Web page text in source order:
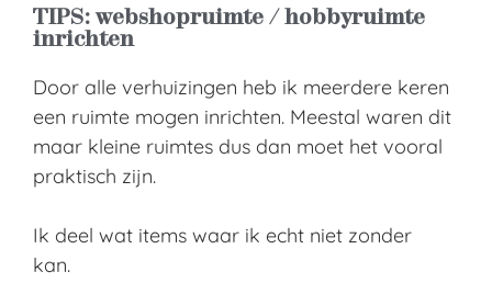
TIPS: webshopruimte / hobbyruimte
inrichten
Door alle verhuizingen heb ik meerdere keren
een ruimte mogen inrichten. Meestal waren dit
maar kleine ruimtes dus dan moet het vooral
praktisch zijn.
Ik deel wat items waar ik echt niet zonder
kan.